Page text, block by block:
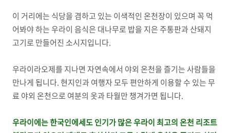
이 거리에는 식당을 겸하고 있는 이색적인 온천장이 있으며 꼭 먹
어봐야 하는 우라이 음식은 대나무로 밥을 지은 주통판과 산돼지
고기로 만들어진 소시지입니다.
우라이라오제를 지나면 자연속에서 야외 온천을 즐기는 사람들을
만나게 됩니다. 현지인과 여행자 모두 편안하게 이용할 수 있는 무
료 야외 온천으로 여분의 옷과 타월만 챙겨가면 됩니다.
우라이에는 한국인에세도 인기가 많은 우라이 최고의 온천 리조트